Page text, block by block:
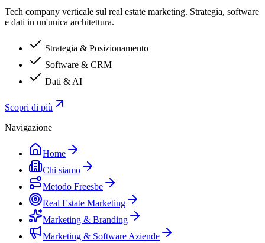
Tech company verticale sul real estate marketing. Strategia, software
e dati in un'unica architettura.
Strategia & Posizionamento
Software & CRM
Dati & AI
Scopri di più
Navigazione
Home
Chi siamo
Metodo Freesbe
Real Estate Marketing
Marketing & Branding
Marketing & Software Aziende